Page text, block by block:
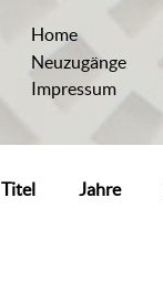
Home
Neuzugänge
Impressum
Titel Jahre